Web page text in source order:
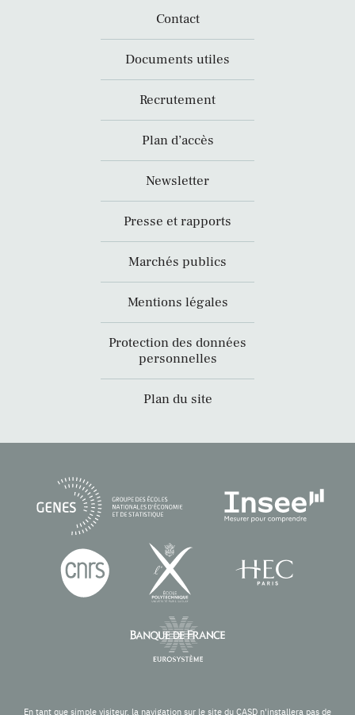
Contact
Documents utiles
Recrutement
Plan d’accès
Newsletter
Presse et rapports
Marchés publics
Mentions légales
Protection des données
personnelles
Plan du site
En tant que simple visiteur, la navigation sur le site du CASD n'installera pas de